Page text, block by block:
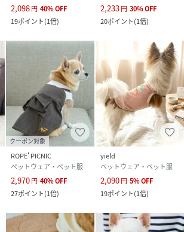
2,098円 40%OFF
19ポイント(1倍)
2,233円 30%OFF
20ポイント(1倍)
クーポン対象
ROPE' PICNIC
ペットウェア・ペット服
2,970円 40%OFF
27ポイント(1倍)
yield
ペットウェア・ペット服
2,090円 5%OFF
19ポイント(1倍)